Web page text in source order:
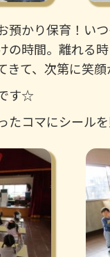
預かり保育！い
の時間。離れる
きて、次第に笑
す☆
たコマにシール